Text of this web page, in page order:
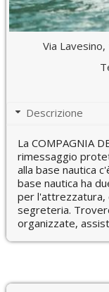
Via
Descrizione
La COMPAGNIA
rimessaggio
alla base nautica
base nautica ha
per l'attrezzatura,
segreteria.
organizzate,